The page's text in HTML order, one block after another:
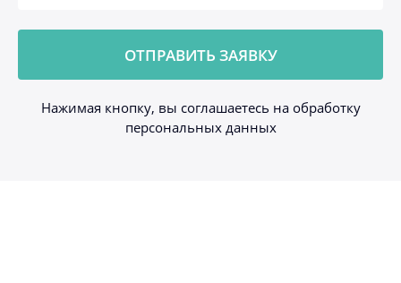
Нажимая кнопку, вы соглашаетесь на обработку
персональных данных